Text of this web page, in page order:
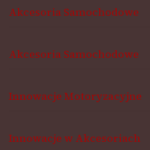
Akcesoria Samochodowe
Akcesoria Samochodowe
Innowacje Motoryzacyjne
Innowacje w Akcesoriach